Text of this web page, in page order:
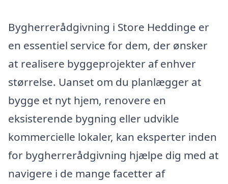
Bygherrerådgivning i Store Heddinge er
en essentiel service for dem, der ønsker
at realisere byggeprojekter af enhver
størrelse. Uanset om du planlægger at
bygge et nyt hjem, renovere en
eksisterende bygning eller udvikle
kommercielle lokaler, kan eksperter inden
for bygherrerådgivning hjælpe dig med at
navigere i de mange facetter af